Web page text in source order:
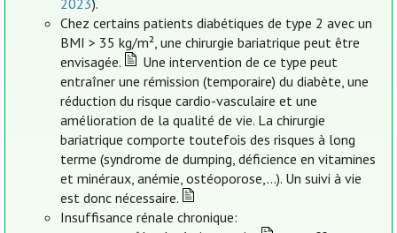
2023).
Chez certains patients diabétiques de type 2 avec un
BMI > 35 kg/m², une chirurgie bariatrique peut être
envisagée.
Une intervention de ce type peut
entraîner une rémission (temporaire) du diabète, une
réduction du risque cardio-vasculaire et une
amélioration de la qualité de vie. La chirurgie
bariatrique comporte toutefois des risques à long
terme (syndrome de dumping, déficience en vitamines
et minéraux, anémie, ostéoporose,…). Un suivi à vie
est donc nécessaire.
Insuffisance rénale chronique: